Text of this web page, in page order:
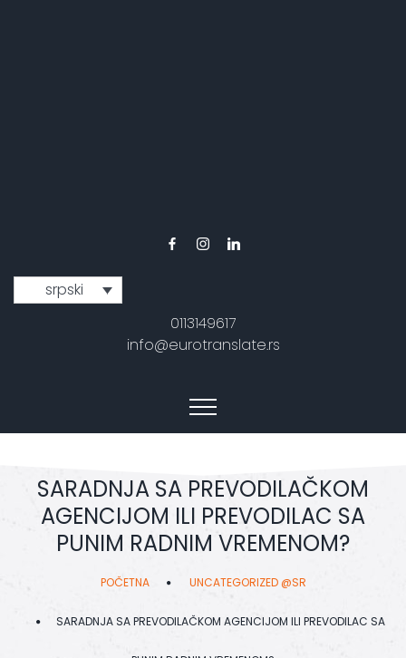
srpski
0113149617
info@eurotranslate.rs
SARADNJA SA PREVODILAČKOM
AGENCIJOM ILI PREVODILAC SA
PUNIM RADNIM VREMENOM?
POČETNA UNCATEGORIZED @SR
SARADNJA SA PREVODILAČKOM AGENCIJOM ILI PREVODILAC SA